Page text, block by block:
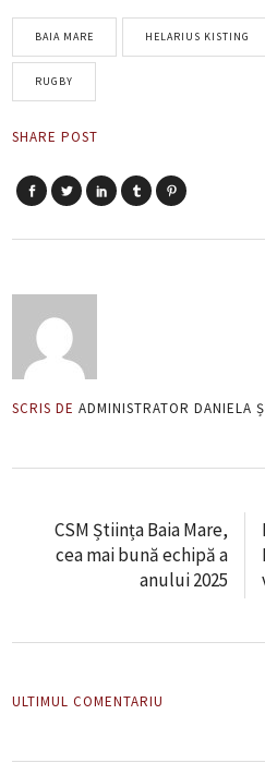
BAIA MARE HELARIUS KISTING
RUGBY
SHARE POST
SCRIS DE ADMINISTRATOR DANIELA
CSM Știința Baia Mare,
cea mai bună echipă a
anului 2025
ULTIMUL COMENTARIU